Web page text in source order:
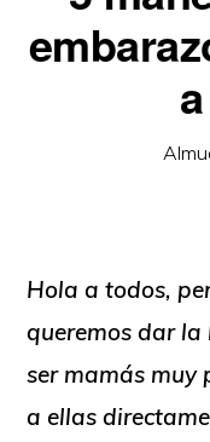
Hola a todos,
queremos dar
ser mamás muy
a ellas